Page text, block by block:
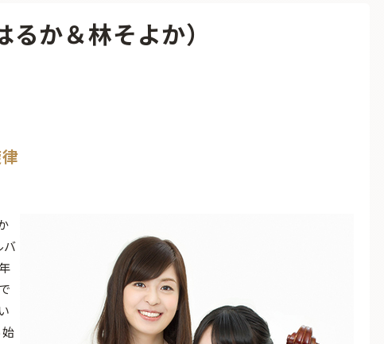
先と オーケストラの楽屋から
ロが推す！間違いないオーケストラコンサート
配信スケジュール 有料ライブ配信スケジュール
さ た な は ま
か＆林そよか）
バ